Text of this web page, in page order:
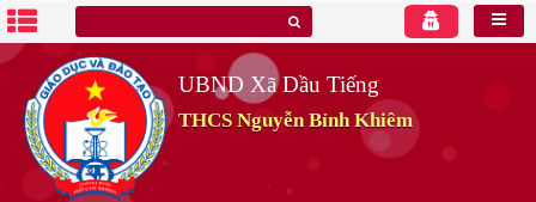
UBND Xã Dầu Tiếng
THCS Nguyễn Bỉnh Khiêm